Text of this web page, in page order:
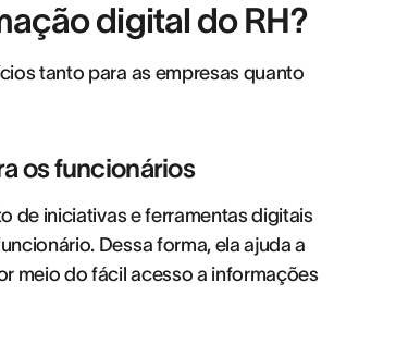
digital do RH?
tanto para as empresas quanto
os funcionários
de iniciativas e ferramentas digitais
Dessa forma, ela ajuda a
meio do fácil acesso a informações